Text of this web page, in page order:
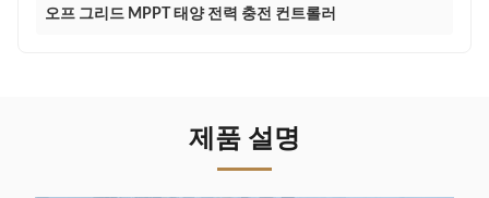
오프 그리드 MPPT 태양 전력 충전 컨트롤러
제품 설명